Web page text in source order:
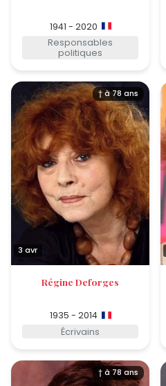
1941 - 2020
Responsables
politiques
† à 78 ans
3 avr
Régine Deforges
1935 - 2014
Écrivains
† à 78 ans